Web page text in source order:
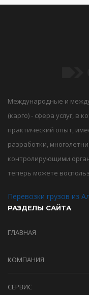
Международные и
(карго) - сфера услуг, в
практический опыт,
разработки,
контролирующими
теперь можете
Перевозки грузов из
РАЗДЕЛЫ САЙТА
ГЛАВНАЯ
КОМПАНИЯ
СЕРВИС